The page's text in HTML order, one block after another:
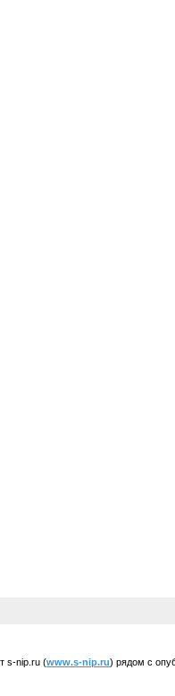
s-nip.ru (www.s-nip.ru) рядом с